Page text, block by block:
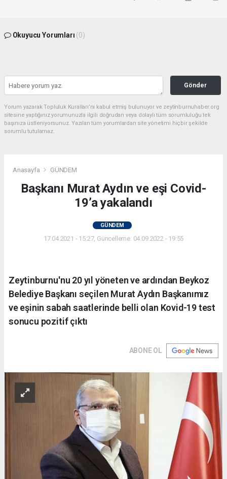
Okuyucu Yorumları (0)
Gönder
Yorum yazarak Topluluk Kuralları’nı kabul etmiş bulunuyor ve zeytinburnuhaber.org
sitesine yaptığınız yorumunuzla ilgili doğrudan veya dolaylı tüm sorumluluğu tek
başınıza üstleniyorsunuz. Yazılan tüm yorumlardan site yönetimi hiçbir şekilde
sorumlu tutulamaz.
Anasayfa GÜNDEM
Başkanı Murat Aydın ve eşi Covid-
19’a yakalandı
GÜNDEM
17.04.2021 - 15:27, Güncelleme: 04.09.2022 - 19:55
Zeytinburnu'nu 20 yıl yöneten ve ardından Beykoz
Belediye Başkanı seçilen Murat Aydın Başkanımız
ve eşinin sabah saatlerinde belli olan Kovid-19 test
sonucu pozitif çıktı
ABONE OL